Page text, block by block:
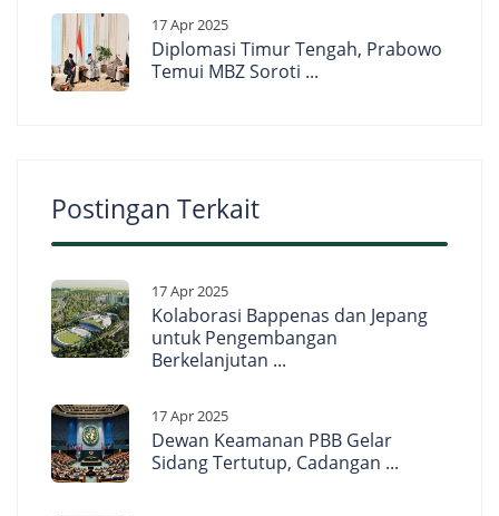
17 Apr 2025
Diplomasi Timur Tengah, Prabowo
Temui MBZ Soroti ...
Postingan Terkait
17 Apr 2025
Kolaborasi Bappenas dan Jepang
untuk Pengembangan
Berkelanjutan ...
17 Apr 2025
Dewan Keamanan PBB Gelar
Sidang Tertutup, Cadangan ...